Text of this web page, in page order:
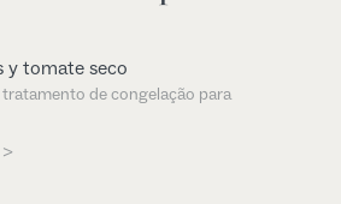
y tomate seco
de congelação para